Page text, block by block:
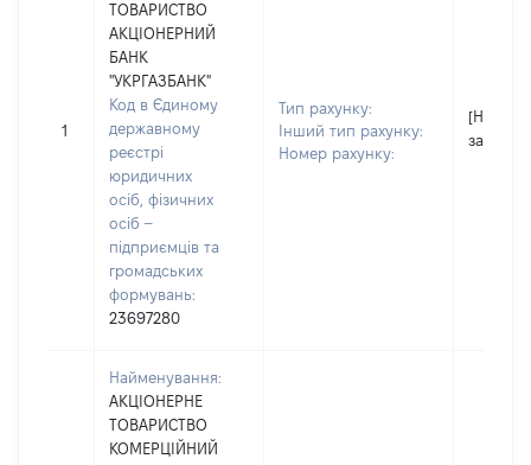
1
ТОВАРИСТВО
АКЦІОНЕРНИЙ
БАНК
"УКРГАЗБАНК"
Код в Єдиному
державному
реєстрі
юридичних
осіб, фізичних
осіб –
підприємців та
громадських
формувань:
23697280
Тип рахунку:
Інший тип рахунку:
Номер рахунку:
[Не
Найменування:
АКЦІОНЕРНЕ
ТОВАРИСТВО
КОМЕРЦІЙНИЙ